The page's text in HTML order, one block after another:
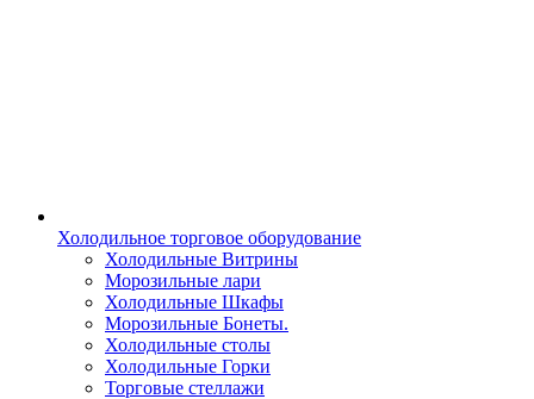
Холодильное торговое оборудование
Холодильные Витрины
Морозильные лари
Холодильные Шкафы
Морозильные Бонеты.
Холодильные столы
Холодильные Горки
Торговые стеллажи